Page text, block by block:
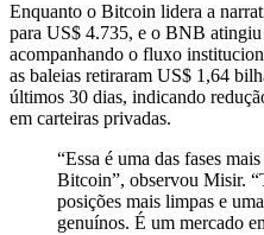
Enquanto o Bitcoin lidera a
para US$ 4.735, e o BNB
acompanhando o fluxo
as baleias retiraram US$ 1,64
últimos 30 dias, indicando
em carteiras privadas.
“Essa é uma das fases
Bitcoin”, observou Misir.
posições mais limpas e
genuínos. É um mercado